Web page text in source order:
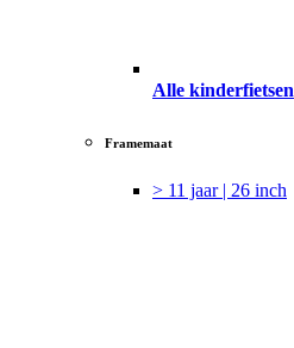
Alle kinderfietsen
Framemaat
> 11 jaar | 26 inch